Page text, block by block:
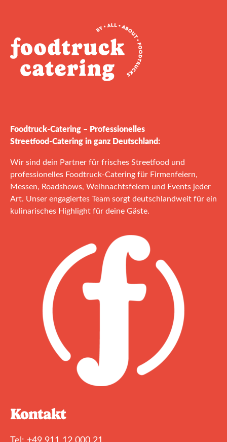
Foodtruck‑Catering – Professionelles
Streetfood‑Catering in ganz Deutschland:
Wir sind dein Partner für frisches Streetfood und
professionelles Foodtruck‑Catering für Firmenfeiern,
Messen, Roadshows, Weihnachtsfeiern und Events jeder
Art. Unser engagiertes Team sorgt deutschlandweit für ein
kulinarisches Highlight für deine Gäste.
Kontakt